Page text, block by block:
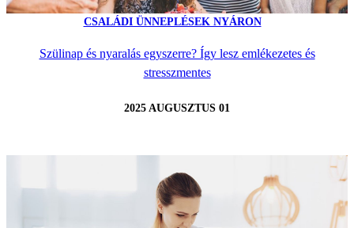
CSALÁDI ÜNNEPLÉSEK NYÁRON
Szülinap és nyaralás egyszerre? Így lesz emlékezetes és
stresszmentes
2025 AUGUSZTUS 01